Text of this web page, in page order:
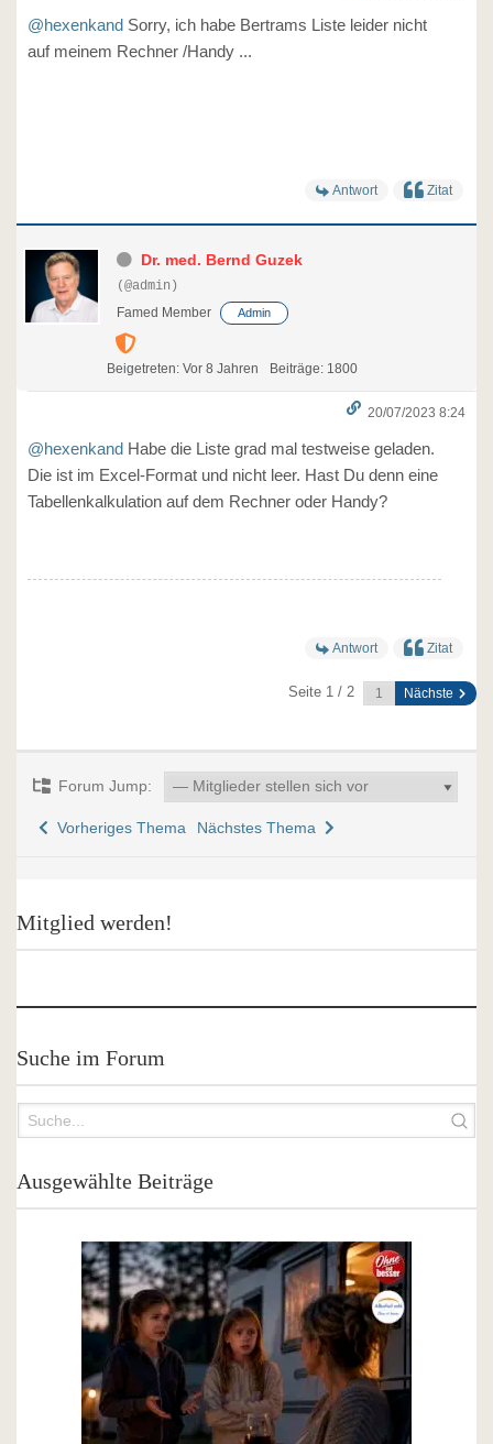
@hexenkand Sorry, ich habe Bertrams Liste leider nicht
auf meinem Rechner /Handy ...
Antwort Zitat
Dr. med. Bernd Guzek
(@admin)
Famed Member
Admin
Beigetreten: Vor 8 Jahren Beiträge: 1800
20/07/2023 8:24
@hexenkand Habe die Liste grad mal testweise geladen.
Die ist im Excel-Format und nicht leer. Hast Du denn eine
Tabellenkalkulation auf dem Rechner oder Handy?
Antwort Zitat
Seite 1 / 2 Nächste
Forum Jump:
Vorheriges Thema Nächstes Thema
Mitglied werden!
Suche im Forum
Ausgewählte Beiträge